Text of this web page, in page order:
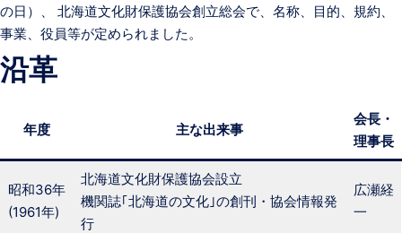
の日）、 北海道文化財保護協会創立総会で、名称、目的、規約、
事業、役員等が定められました。
沿革
年度 主な出来事
会長・
理事長
昭和36年
(1961年)
北海道文化財保護協会設立
機関誌｢北海道の文化｣の創刊・協会情報発
行
広瀬経
一